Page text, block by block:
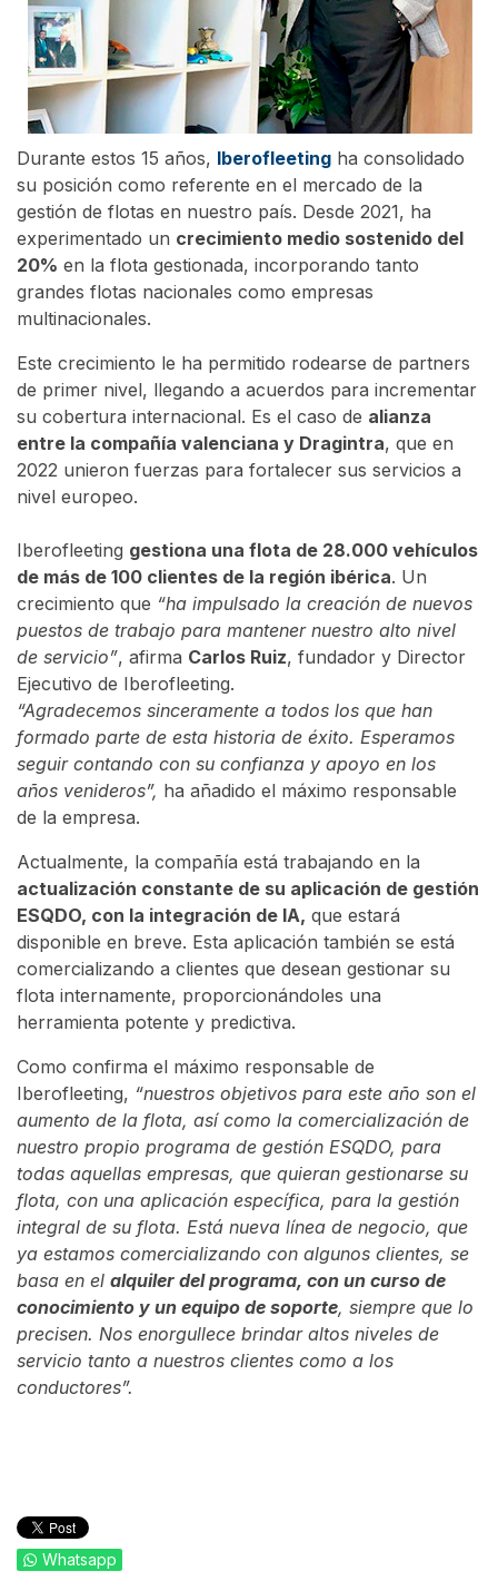
Durante estos 15 años, Iberofleeting ha consolidado
su posición como referente en el mercado de la
gestión de flotas en nuestro país. Desde 2021, ha
experimentado un crecimiento medio sostenido del
20% en la flota gestionada, incorporando tanto
grandes flotas nacionales como empresas
multinacionales.
Este crecimiento le ha permitido rodearse de partners
de primer nivel, llegando a acuerdos para incrementar
su cobertura internacional. Es el caso de alianza
entre la compañía valenciana y Dragintra, que en
2022 unieron fuerzas para fortalecer sus servicios a
nivel europeo.
Iberofleeting gestiona una flota de 28.000 vehículos
de más de 100 clientes de la región ibérica. Un
crecimiento que “ha impulsado la creación de nuevos
puestos de trabajo para mantener nuestro alto nivel
de servicio”, afirma Carlos Ruiz, fundador y Director
Ejecutivo de Iberofleeting.
“Agradecemos sinceramente a todos los que han
formado parte de esta historia de éxito. Esperamos
seguir contando con su confianza y apoyo en los
años venideros”, ha añadido el máximo responsable
de la empresa.
Actualmente, la compañía está trabajando en la
actualización constante de su aplicación de gestión
ESQDO, con la integración de IA, que estará
disponible en breve. Esta aplicación también se está
comercializando a clientes que desean gestionar su
flota internamente, proporcionándoles una
herramienta potente y predictiva.
Como confirma el máximo responsable de
Iberofleeting, “nuestros objetivos para este año son el
aumento de la flota, así como la comercialización de
nuestro propio programa de gestión ESQDO, para
todas aquellas empresas, que quieran gestionarse su
flota, con una aplicación específica, para la gestión
integral de su flota. Está nueva línea de negocio, que
ya estamos comercializando con algunos clientes, se
basa en el alquiler del programa, con un curso de
conocimiento y un equipo de soporte, siempre que lo
precisen. Nos enorgullece brindar altos niveles de
servicio tanto a nuestros clientes como a los
conductores”.
Whatsapp